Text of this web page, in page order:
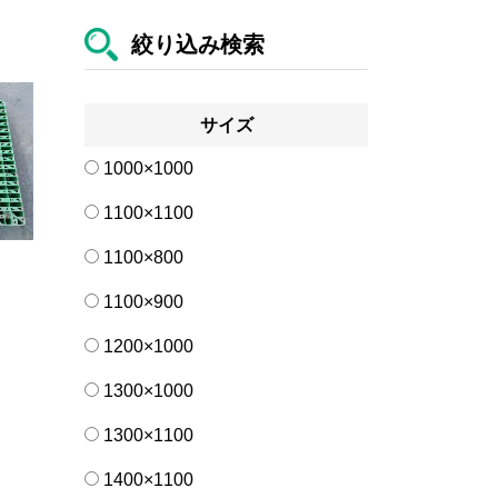
絞り込み検索
サイズ
1000×1000
1100×1100
1100×800
1100×900
1200×1000
1300×1000
1300×1100
1400×1100